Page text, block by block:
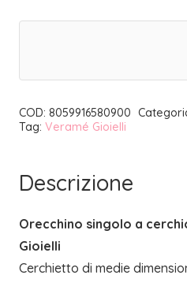
GIOIELLI
COD: 8059916580900
Tag: Veramé Gioielli
Descrizione
Orecchino singolo a
Gioielli
Cerchietto di medie